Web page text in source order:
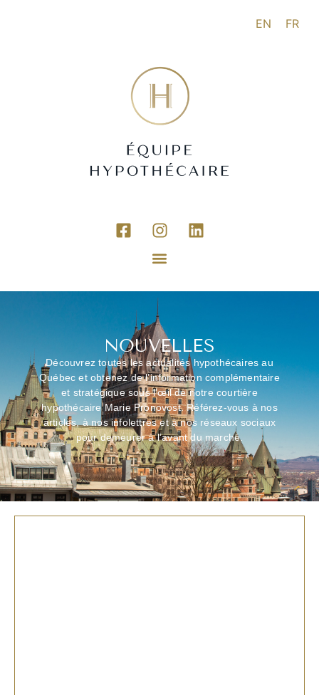
EN FR
NOUVELLES
Découvrez toutes les actualités hypothécaires au
Québec et obtenez de l’information complémentaire
et stratégique sous l’œil de notre courtière
hypothécaire Marie Pronovost. Référez-vous à nos
articles, à nos infolettres et à nos réseaux sociaux
pour demeurer à l’avant du marché.